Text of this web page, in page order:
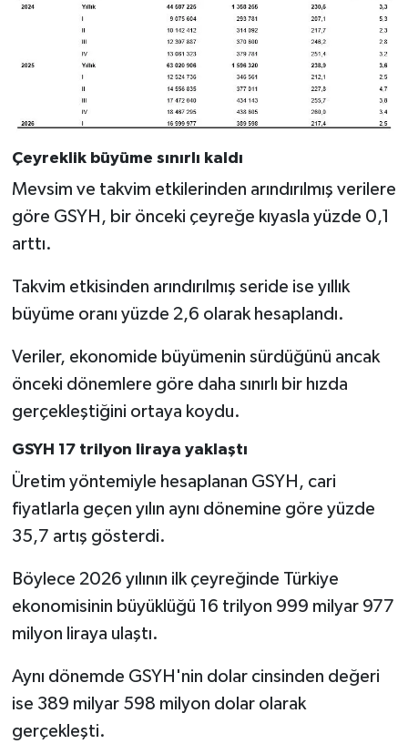
Çeyreklik büyüme sınırlı kaldı
Mevsim ve takvim etkilerinden arındırılmış verilere
göre GSYH, bir önceki çeyreğe kıyasla yüzde 0,1
arttı.
Takvim etkisinden arındırılmış seride ise yıllık
büyüme oranı yüzde 2,6 olarak hesaplandı.
Veriler, ekonomide büyümenin sürdüğünü ancak
önceki dönemlere göre daha sınırlı bir hızda
gerçekleştiğini ortaya koydu.
GSYH 17 trilyon liraya yaklaştı
Üretim yöntemiyle hesaplanan GSYH, cari
fiyatlarla geçen yılın aynı dönemine göre yüzde
35,7 artış gösterdi.
Böylece 2026 yılının ilk çeyreğinde Türkiye
ekonomisinin büyüklüğü 16 trilyon 999 milyar 977
milyon liraya ulaştı.
Aynı dönemde GSYH'nin dolar cinsinden değeri
ise 389 milyar 598 milyon dolar olarak
gerçekleşti.